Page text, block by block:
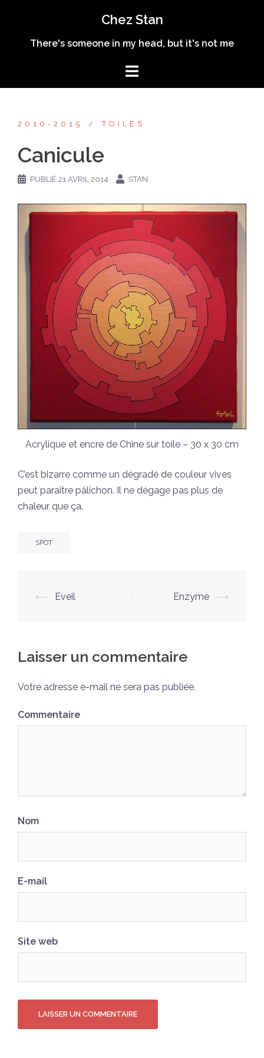
contenu
Chez Stan
There's someone in my head, but it's not me
2010-2015 TOILES
Canicule
PUBLIÉ 21 AVRIL 2014 STAN
Acrylique et encre de Chine sur toile – 30 x 30 cm
C’est bizarre comme un dégradé de couleur vives
peut paraître pâlichon. Il ne dégage pas plus de
chaleur que ça.
SPOT
Navigation
⟵ Eveil Enzyme ⟶
Laisser un commentaire
Votre adresse e-mail ne sera pas publiée.
Commentaire
Nom
E-mail
Site web